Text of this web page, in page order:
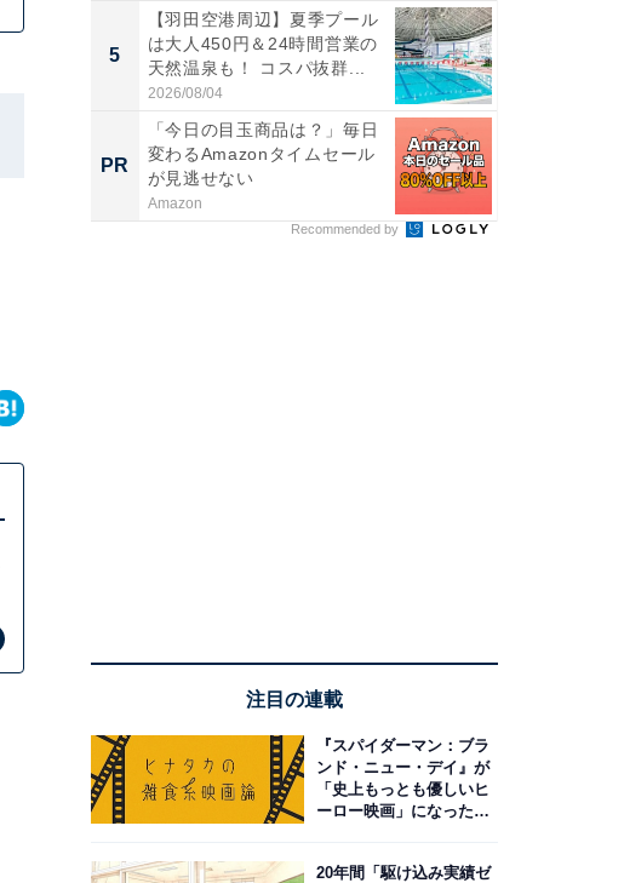
5
【羽田空港周辺】夏季プール
は大人450円＆24時間営業の
天然温泉も！ コスパ抜群...
2026/08/04
PR
「今日の目玉商品は？」毎日
変わるAmazonタイムセール
が見逃せない
Amazon
Recommended by
注目の連載
『スパイダーマン：ブラ
ンド・ニュー・デイ』が
「史上もっとも優しいヒ
ーロー映画」になった理
20年間「駆け込み実績ゼ